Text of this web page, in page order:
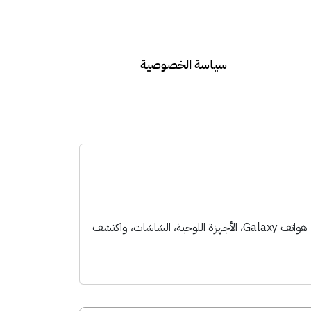
سياسة الخصوصية
استخدم كود خصم سامسونج AFM110من قسيمة 2026 واحصل على أفضل العروض عند شراء هواتف Galaxy، الأجهزة اللوحية، الشاشات، واكتشف